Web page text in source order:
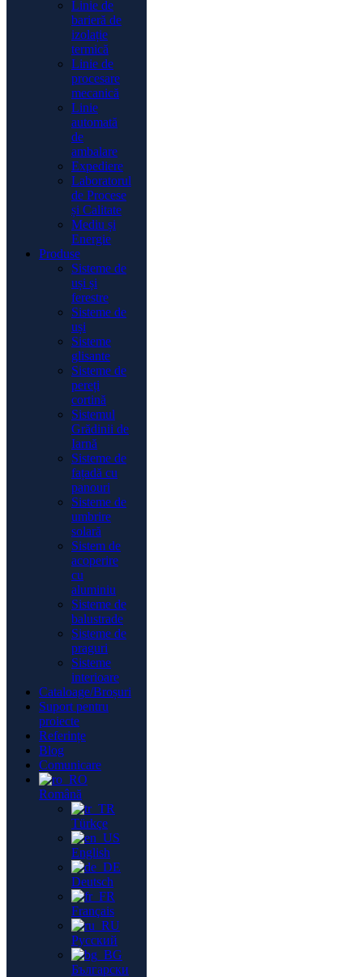
Linie de
barieră de
izolație
termică
Linie de
procesare
mecanică
Linie
automată
de
ambalare
Expediere
Laboratorul
de Procese
și Calitate
Mediu și
Energie
Produse
Sisteme de
uși și
ferestre
Sisteme de
uși
Sisteme
glisante
Sisteme de
pereți
cortină
Sistemul
Grădinii de
Iarnă
Sisteme de
fațadă cu
panouri
Sisteme de
umbrire
solară
Sistem de
acoperire
cu
aluminiu
Sisteme de
balustrade
Sisteme de
praguri
Sisteme
interioare
Cataloage/Broșuri
Suport pentru
proiecte
Referințe
Blog
Comunicare
Română
Türkçe
English
Deutsch
Français
Русский
Български